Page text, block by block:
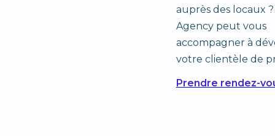
auprès des locaux
Agency peut vous
accompagner à
votre clientèle de
Prendre rendez-